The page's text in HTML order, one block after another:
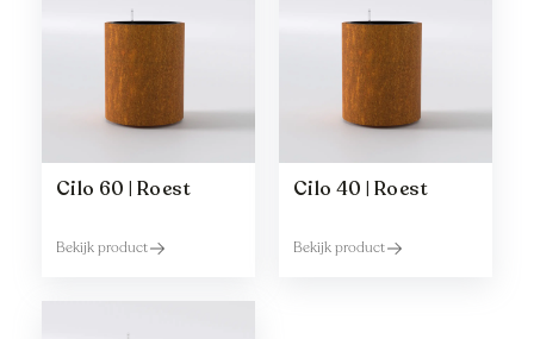
Cilo 60 | Roest
Bekijk product
Cilo 40 | Roest
Bekijk product